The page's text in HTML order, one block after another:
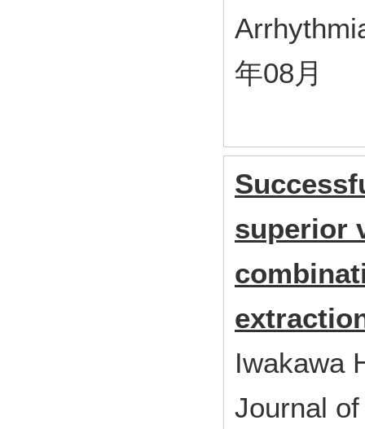
年08月
superior
Iwakawa
Journal